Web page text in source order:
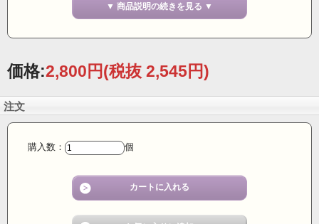
▼ 商品説明の続きを見る ▼
価格:2,800円(税抜 2,545円)
注文
購入数： 個